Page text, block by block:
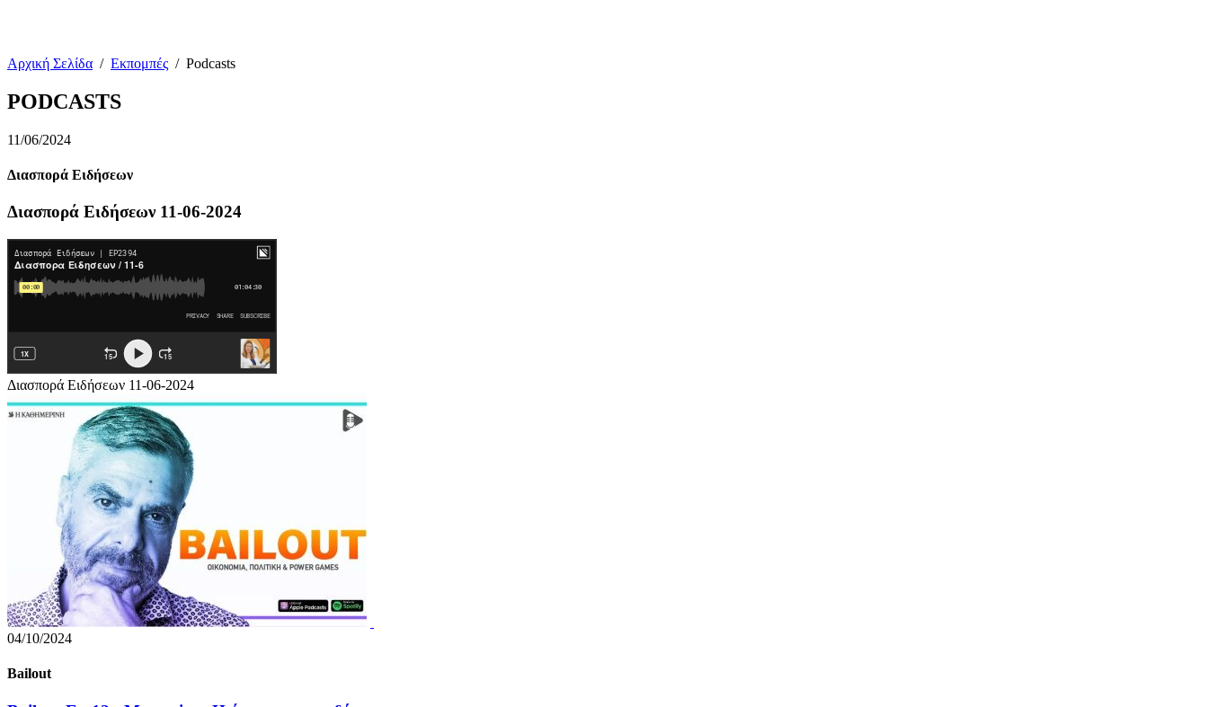
Αρχική Σελίδα / Εκπομπές / Podcasts
PODCASTS
11/06/2024
Διασπορά Ειδήσεων
Διασπορά Ειδήσεων 11-06-2024
Διασπορά Ειδήσεων 11-06-2024
04/10/2024
Bailout